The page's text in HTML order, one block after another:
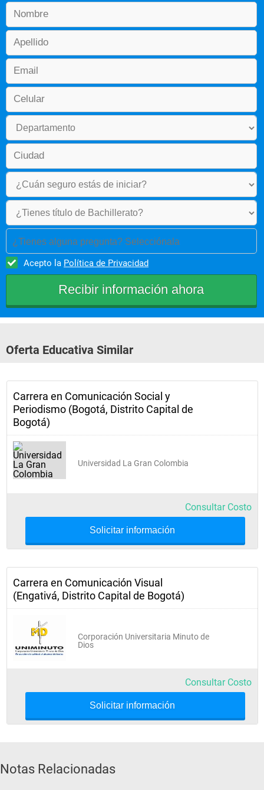
Estadística
Competencias Blandas
Electiva Institucional I
III Semestre
Producción Audiovisual
Géneros Periodísticos
Diseño Digital I
Semiótica y Cultura
Sociología
Comunicación Organizacional
Introduction to English
Electiva FACOM I
IV Semestre
Periodismo Digital
Ecología de los Medios
Elementary I
Electiva Institucional II
¿Tienes alguna pregunta? Selecciónala
Acepto la Política de Privacidad
Oferta Educativa Similar
Carrera en Comunicación Social y
Periodismo (Bogotá, Distrito Capital de
Bogotá)
Universidad La Gran Colombia
Consultar Costo
Solicitar información
Carrera en Comunicación Visual
(Engativá, Distrito Capital de Bogotá)
Corporación Universitaria Minuto de
Dios
Consultar Costo
Solicitar información
Notas Relacionadas